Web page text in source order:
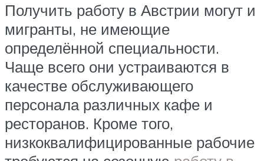
Получить работу в Австрии могут и
мигранты, не имеющие
определённой специальности.
Чаще всего они устраиваются в
качестве обслуживающего
персонала различных кафе и
ресторанов. Кроме того,
низкоквалифицированные рабочие